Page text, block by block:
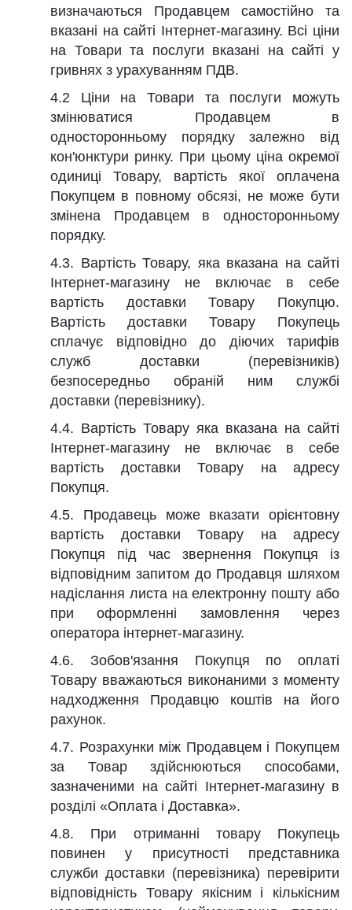
визначаються Продавцем самостійно та
вказані на сайті Інтернет-магазину. Всі ціни
на Товари та послуги вказані на сайті у
гривнях з урахуванням ПДВ.
4.2 Ціни на Товари та послуги можуть
змінюватися Продавцем в
односторонньому порядку залежно від
кон'юнктури ринку. При цьому ціна окремої
одиниці Товару, вартість якої оплачена
Покупцем в повному обсязі, не може бути
змінена Продавцем в односторонньому
порядку.
4.3. Вартість Товару, яка вказана на сайті
Інтернет-магазину не включає в себе
вартість доставки Товару Покупцю.
Вартість доставки Товару Покупець
сплачує відповідно до діючих тарифів
служб доставки (перевізників)
безпосередньо обраній ним службі
доставки (перевізнику).
4.4. Вартість Товару яка вказана на сайті
Інтернет-магазину не включає в себе
вартість доставки Товару на адресу
Покупця.
4.5. Продавець може вказати орієнтовну
вартість доставки Товару на адресу
Покупця під час звернення Покупця із
відповідним запитом до Продавця шляхом
надіслання листа на електронну пошту або
при оформленні замовлення через
оператора інтернет-магазину.
4.6. Зобов'язання Покупця по оплаті
Товару вважаються виконаними з моменту
надходження Продавцю коштів на його
рахунок.
4.7. Розрахунки між Продавцем і Покупцем
за Товар здійснюються способами,
зазначеними на сайті Інтернет-магазину в
розділі «Оплата і Доставка».
4.8. При отриманні товару Покупець
повинен у присутності представника
служби доставки (перевізника) перевірити
відповідність Товару якісним і кількісним